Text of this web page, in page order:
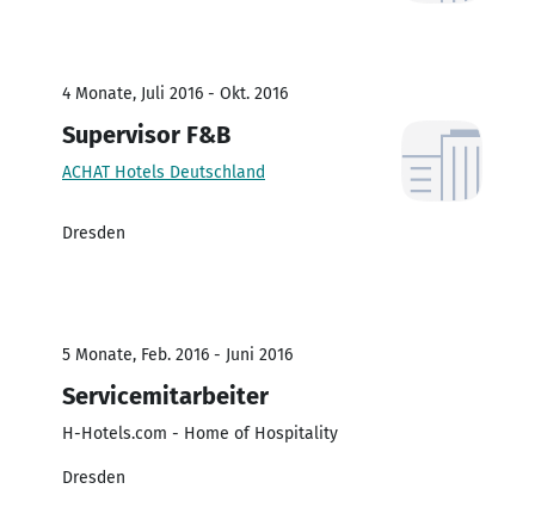
4 Monate, Juli 2016 - Okt. 2016
Supervisor F&B
ACHAT Hotels Deutschland
Dresden
5 Monate, Feb. 2016 - Juni 2016
Servicemitarbeiter
H-Hotels.com - Home of Hospitality
Dresden